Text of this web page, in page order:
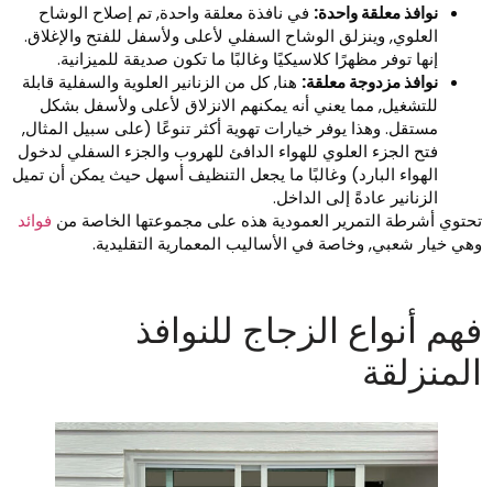
نوافذ معلقة واحدة:في نافذة معلقة واحدة, تم إصلاح الوشاح
العلوي, وينزلق الوشاح السفلي لأعلى ولأسفل للفتح والإغلاق.
إنها توفر مظهرًا كلاسيكيًا وغالبًا ما تكون صديقة للميزانية.
نوافذ مزدوجة معلقة:هنا, كل من الزنانير العلوية والسفلية قابلة
للتشغيل, مما يعني أنه يمكنهم الانزلاق لأعلى ولأسفل بشكل
مستقل. وهذا يوفر خيارات تهوية أكثر تنوعًا (على سبيل المثال,
فتح الجزء العلوي للهواء الدافئ للهروب والجزء السفلي لدخول
الهواء البارد) وغالبًا ما يجعل التنظيف أسهل حيث يمكن أن تميل
الزنانير عادةً إلى الداخل.
أشرطة التمرير العمودية هذه على مجموعتها الخاصة منفوائد
خيار شعبي, وخاصة في الأساليب المعمارية التقليدية.
أنواع الزجاج للنوافذ